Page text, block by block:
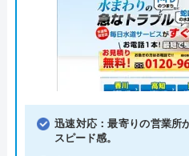
迅速対応：最寄りの営業所
スピード感。